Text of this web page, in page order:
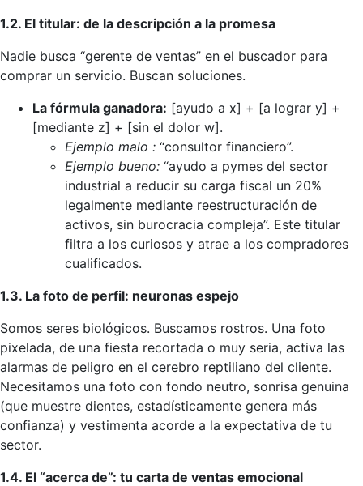
1.2. El titular: de la descripción a la promesa
Nadie busca “gerente de ventas” en el buscador para
comprar un servicio. Buscan soluciones.
La fórmula ganadora: [ayudo a x] + [a lograr y] +
[mediante z] + [sin el dolor w].
Ejemplo malo : “consultor financiero”.
Ejemplo bueno: “ayudo a pymes del sector
industrial a reducir su carga fiscal un 20%
legalmente mediante reestructuración de
activos, sin burocracia compleja”. Este titular
filtra a los curiosos y atrae a los compradores
cualificados.
1.3. La foto de perfil: neuronas espejo
Somos seres biológicos. Buscamos rostros. Una foto
pixelada, de una fiesta recortada o muy seria, activa las
alarmas de peligro en el cerebro reptiliano del cliente.
Necesitamos una foto con fondo neutro, sonrisa genuina
(que muestre dientes, estadísticamente genera más
confianza) y vestimenta acorde a la expectativa de tu
sector.
1.4. El “acerca de”: tu carta de ventas emocional